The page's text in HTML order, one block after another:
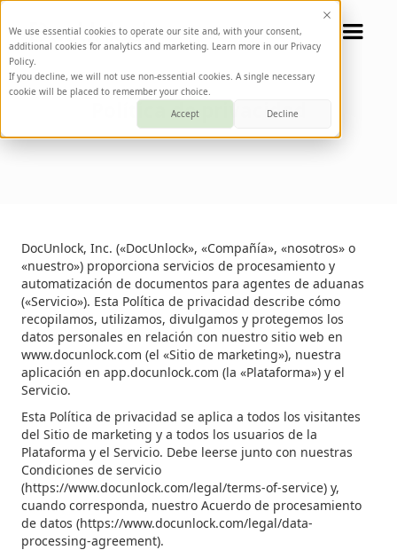
We use essential cookies to operate our site and, with your consent,
additional cookies for analytics and marketing. Learn more in our Privacy
Policy.
If you decline, we will not use non-essential cookies. A single necessary
cookie will be placed to remember your choice.
Accept
Decline
Política de privacidad
DocUnlock, Inc. («DocUnlock», «Compañía», «nosotros» o
«nuestro») proporciona servicios de procesamiento y
automatización de documentos para agentes de aduanas
(«Servicio»). Esta Política de privacidad describe cómo
recopilamos, utilizamos, divulgamos y protegemos los
datos personales en relación con nuestro sitio web en
www.docunlock.com (el «Sitio de marketing»), nuestra
aplicación en app.docunlock.com (la «Plataforma») y el
Servicio.
Esta Política de privacidad se aplica a todos los visitantes
del Sitio de marketing y a todos los usuarios de la
Plataforma y el Servicio. Debe leerse junto con nuestras
Condiciones de servicio
(https://www.docunlock.com/legal/terms-of-service) y,
cuando corresponda, nuestro Acuerdo de procesamiento
de datos (https://www.docunlock.com/legal/data-
processing-agreement).